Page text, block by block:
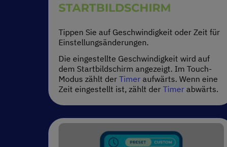
STARTBILDSCHIRM
Tippen Sie auf Geschwindigkeit oder Zeit für
Einstellungsänderungen.
Die eingestellte Geschwindigkeit wird auf
dem Startbildschirm angezeigt. Im Touch-
Modus zählt der Timer aufwärts. Wenn eine
Zeit eingestellt ist, zählt der Timer abwärts.